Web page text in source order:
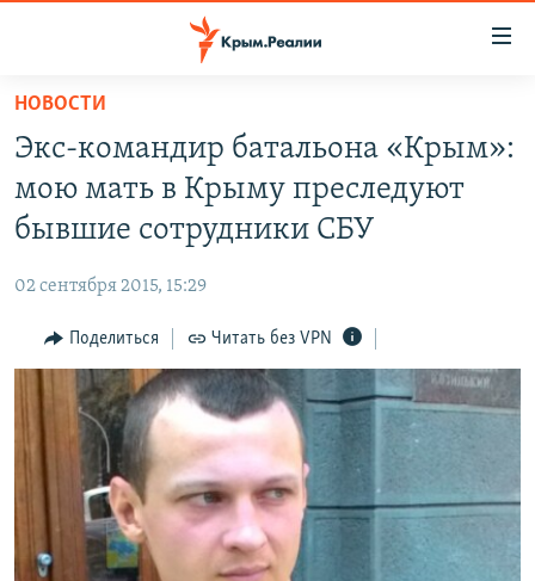
Вернуться
основному
содержанию
Вернутся
главной
навигации
Вернутся
поиску
11 ЛЕТ ОККУПАЦИИ КРЫМА. 11 ИСТОРИЙ СОПРОТИВЛЕНИЯ
ВОДА
ЕЩЕ
ИНТЕРАКТИВ
ИНФОГРАФИКА
ТЕЛЕПРОЕКТ КРЫМ.РЕАЛИИ
СОВЕТЫ ПРАВОЗАЩИТНИКОВ
ПРОПАВШИЕ БЕЗ ВЕСТИ
ПОБЕДИТЕЛЕЙ НЕ СУДЯТ?
РАДІО СВОБОДА
КАК ОБОЙТИ БЛОКИРОВКУ
Українською
Qırımtatar
ПРИСОЕДИНЯЙТЕСЬ!
НОВОСТИ
Экс-командир батальона «Крым»:
мою мать в Крыму преследуют
бывшие сотрудники СБУ
02 сентября 2015, 15:29
Поделиться Читать без VPN